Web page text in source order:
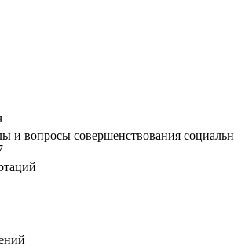
и вопросы совершенствования